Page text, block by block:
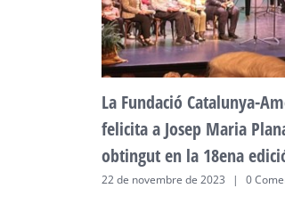
La Fundació Catalunya-
felicita a Josep Maria
obtingut en la 18ena
22 de novembre de 2023 | 0